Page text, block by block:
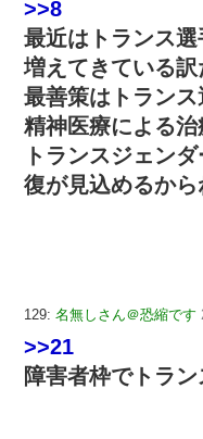
>>8
最近はトランス
増えてきている訳
最善策はトラン
精神医療による治
トランスジェン
復が見込めるから
129: 名無しさん＠恐縮です
>>21
障害者枠でトラ